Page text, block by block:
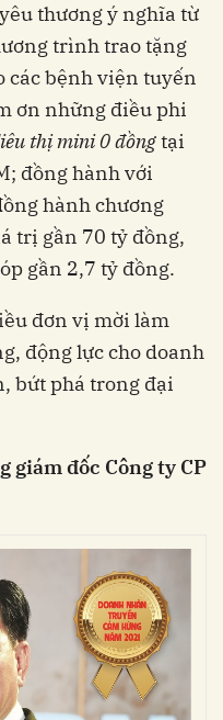
thương ý nghĩa từ
trình trao tặng
các bệnh viện tuyến
ơn những điều phi
thị mini 0 đồngtại
đồng hành với
hành chương
trị gần 70 tỷ đồng,
gần 2,7 tỷ đồng.
đơn vị mời làm
động lực cho doanh
bứt phá trong đại
giám đốc Công ty CP